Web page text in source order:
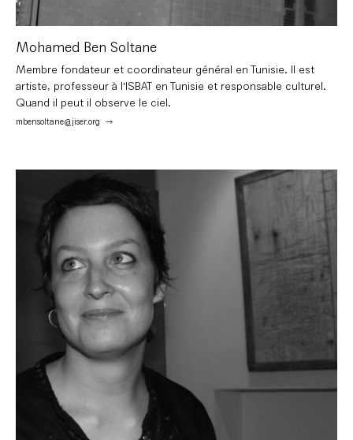
Mohamed Ben Soltane
Membre fondateur et coordinateur général en Tunisie. Il est
artiste, professeur à l'ISBAT en Tunisie et responsable culturel.
Quand il peut il observe le ciel.
mbensoltane@jiser.org